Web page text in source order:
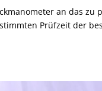
an das zu
Prüfzeit der